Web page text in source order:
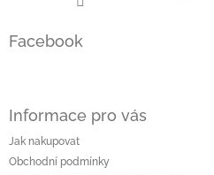
Facebook
Informace pro vás
Jak nakupovat
Obchodní podmínky